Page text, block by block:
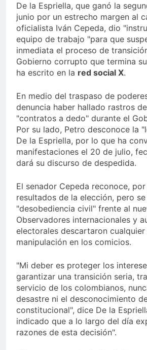
De la Espriella, que ganó la
junio por un estrecho margen al
oficialista Iván Cepeda, dio
equipo de trabajo "para que
inmediata el proceso de
Gobierno corrupto que termina
ha escrito en la red social X.
En medio del traspaso de
denuncia haber hallado rastros
"contratos a dedo" durante el
Por su lado, Petro desconoce la
De la Espriella, por lo que ha
manifestaciones el 20 de julio,
dará su discurso de despedida.
El senador Cepeda reconoce,
resultados de la elección, pero
"desobediencia civil" frente al
Observadores internacionales y
electorales descartaron
manipulación en los comicios.
"Mi deber es proteger los
garantizar una transición seria,
servicio de los colombianos,
desastre ni el desconocimiento
constitucional", dice De la
indicado que a lo largo del día
razones de esta decisión".